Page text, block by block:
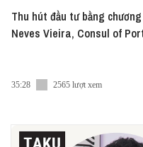
Thu hút đầu tư bằng
Neves Vieira, Consul of
35:28 2565 lượt xem